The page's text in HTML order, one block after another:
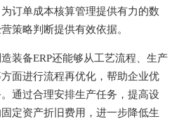
订单成本核算管理提供有力的数
策略判断提供有效依据。
造装备ERP还能够从工艺流程、生产
面进行流程再优化，帮助企业优
通过合理安排生产任务，提高设
定资产折旧费用，进一步降低生